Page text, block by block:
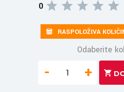
0
RASPOLOŽIVA
Odaberite
- +